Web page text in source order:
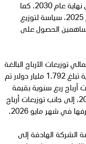
مليار دولار) خلال الفترة من عام 2025 وحتى نهاية عام 2030. كما
اعتمدت الشركة، اعتباراً من الربع الثالث لعام 2025، سياسة لتوزيع
الحصول على
2025، يتضمن إجمالي توزيعات الأرباح البالغة
3.584 مليار دولار توزيعات أرباح نقدية مرحلية تبلغ 1.792 مليار دولار تم
إلى توزيعات أرباح ربع سنوية بقيمة
896 مليون دولار تم دفعها في ديسمبر 2025، إلى جانب توزيعات أرباح
عام 2025 مع سياسة الشركة الهادفة إلى